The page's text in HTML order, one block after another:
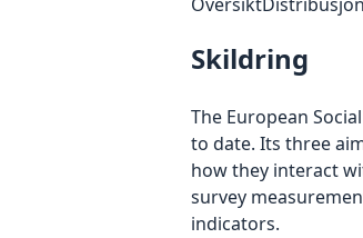
Skildring
The European
to date. Its three
how they interact
survey
indicators.